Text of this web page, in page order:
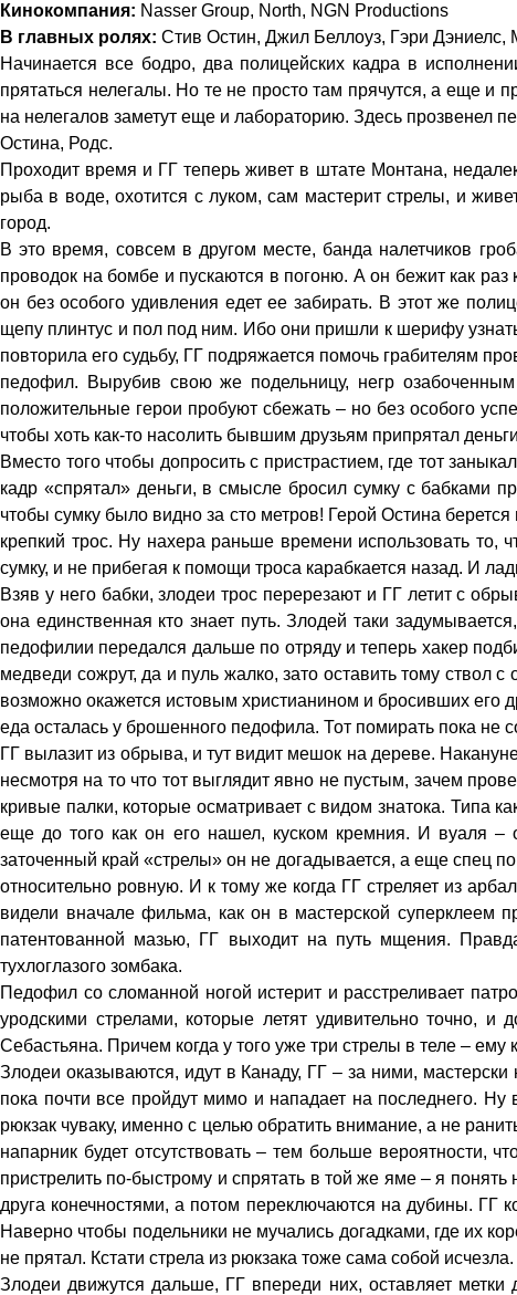
Кинокомпания: Nasser Group, North, NGN Productions
В главных ролях: Стив Остин, Джил Беллоуз, Гэри Дэниелс,
Начинается все бодро, два полицейских кадра в
прятаться нелегалы. Но те не просто там прячутся, а еще и
на нелегалов заметут еще и лабораторию. Здесь прозвенел
Остина, Родс.
Проходит время и ГГ теперь живет в штате Монтана,
рыба в воде, охотится с луком, сам мастерит стрелы, и
город.
В это время, совсем в другом месте, банда налетчиков
проводок на бомбе и пускаются в погоню. А он бежит как
он без особого удивления едет ее забирать. В этот же
щепу плинтус и пол под ним. Ибо они пришли к шерифу
повторила его судьбу, ГГ подряжается помочь грабителям
педофил. Вырубив свою же подельницу, негр
положительные герои пробуют сбежать – но без особого
чтобы хоть как-то насолить бывшим друзьям припрятал
Вместо того чтобы допросить с пристрастием, где тот
кадр «спрятал» деньги, в смысле бросил сумку с бабками
чтобы сумку было видно за сто метров! Герой Остина
крепкий трос. Ну нахера раньше времени использовать то,
сумку, и не прибегая к помощи троса карабкается назад. И
Взяв у него бабки, злодеи трос перерезают и ГГ летит с
она единственная кто знает путь. Злодей таки
педофилии передался дальше по отряду и теперь хакер
медведи сожрут, да и пуль жалко, зато оставить тому ствол
возможно окажется истовым христианином и бросивших его
еда осталась у брошенного педофила. Тот помирать пока не
ГГ вылазит из обрыва, и тут видит мешок на дереве.
несмотря на то что тот выглядит явно не пустым, зачем
кривые палки, которые осматривает с видом знатока. Типа
еще до того как он его нашел, куском кремния. И вуаля –
заточенный край «стрелы» он не догадывается, а еще спец
относительно ровную. И к тому же когда ГГ стреляет из
видели вначале фильма, как он в мастерской суперклеем
патентованной мазью, ГГ выходит на путь мщения.
тухлоглазого зомбака.
Педофил со сломанной ногой истерит и расстреливает
уродскими стрелами, которые летят удивительно точно,
Себастьяна. Причем когда у того уже три стрелы в теле – ему
Злодеи оказываются, идут в Канаду, ГГ – за ними,
пока почти все пройдут мимо и нападает на последнего. Ну
рюкзак чуваку, именно с целью обратить внимание, а не
напарник будет отсутствовать – тем больше вероятности,
пристрелить по-быстрому и спрятать в той же яме – я
друга конечностями, а потом переключаются на дубины. ГГ
Наверно чтобы подельники не мучались догадками, где их
не прятал. Кстати стрела из рюкзака тоже сама собой исчезла.
Злодеи движутся дальше, ГГ впереди них, оставляет